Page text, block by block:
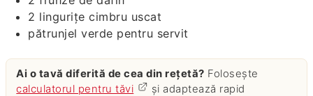
2 lingurițe cimbru uscat
pătrunjel verde pentru servit
Ai o tavă diferită de cea din rețetă? Folosește
calculatorul pentru tăvi
și adaptează rapid